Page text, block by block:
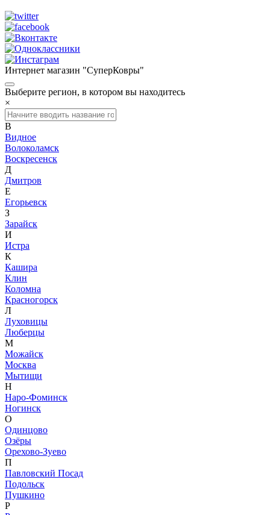
Интернет магазин "СуперКовры"
Выберите регион, в котором вы находитесь
×
В
Видное
Волоколамск
Воскресенск
Д
Дмитров
Е
Егорьевск
З
Зарайск
И
Истра
К
Кашира
Клин
Коломна
Красногорск
Л
Луховицы
Люберцы
М
Можайск
Москва
Мытищи
Н
Наро-Фоминск
Ногинск
О
Одинцово
Озёры
Орехово-Зуево
П
Павловский Посад
Подольск
Пушкино
Р